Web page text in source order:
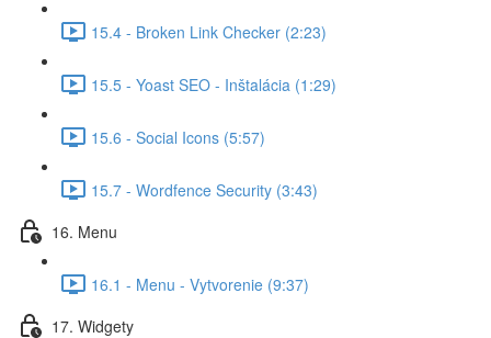
15.4 - Broken Link Checker (2:23)
15.5 - Yoast SEO - Inštalácia (1:29)
15.6 - Social Icons (5:57)
15.7 - Wordfence Security (3:43)
16. Menu
16.1 - Menu - Vytvorenie (9:37)
17. Widgety